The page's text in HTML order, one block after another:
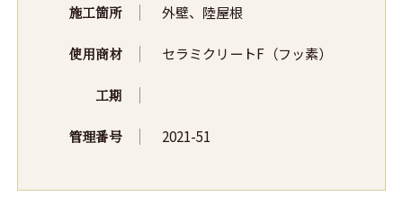
施工箇所 外壁、陸屋根
使用商材 セラミクリートF（フッ素）
工期
管理番号 2021-51